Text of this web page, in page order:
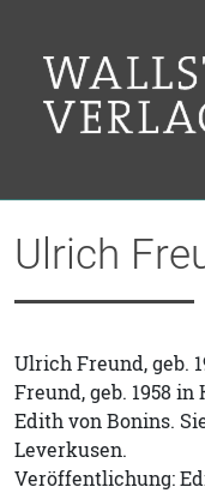
Ulrich
Ulrich Freund, geb.
Freund, geb. 1958
Edith von Bonins.
Leverkusen.
Veröffentlichung: